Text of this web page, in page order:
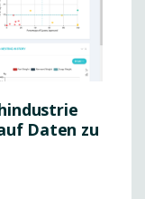
Daten zu